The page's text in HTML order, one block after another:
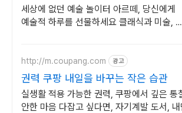
세상에 없던 예술 놀이터 아르떼, 당신에게
예술적 하루를 선물하세요 클래식과 미술, 연
http://m.coupang.com 광고
권력 쿠팡 내일을 바꾸는 작은 습관
실생활 적용 가능한 권력, 쿠팡에서 깊은 통
안한 마음 다잡고 싶다면, 자기계발 도서, 내